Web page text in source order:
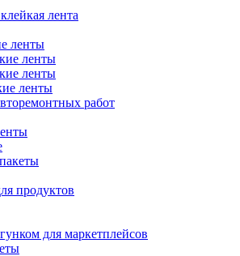
лента
ленты
ленты
ленты
ленты
работ
продуктов
для маркетплейсов